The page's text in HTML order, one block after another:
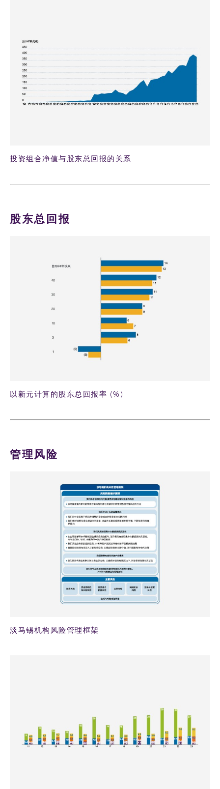
投资组合净值与股东总回报的关系
股东总回报
以新元计算的股东总回报率 (%)
管理风险
淡马锡机构风险管理框架
66KB PNG